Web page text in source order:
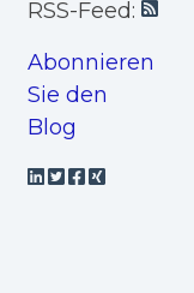
RSS-Feed:
Abonnieren
Sie den
Blog